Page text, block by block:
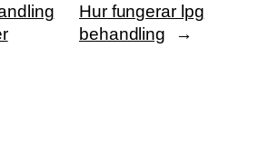
Hur fungerar lpg
behandling
→